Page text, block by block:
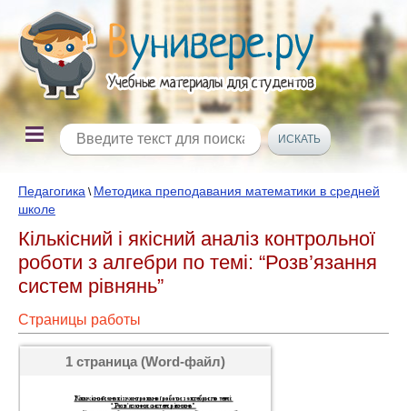
Педагогика \ Методика преподавания математики в средней
школе
Кількісний і якісний аналіз контрольної
роботи з алгебри по темі: “Розв’язання
систем рівнянь”
Страницы работы
1 страница (Word-файл)